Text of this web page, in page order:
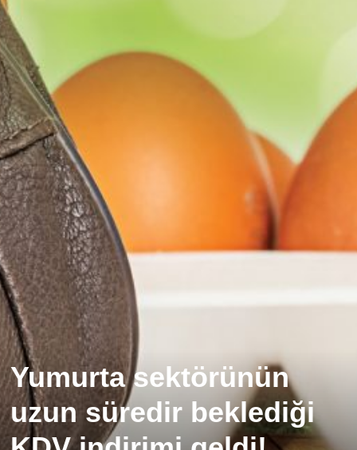
Yumurta sektörünün
uzun süredir beklediği